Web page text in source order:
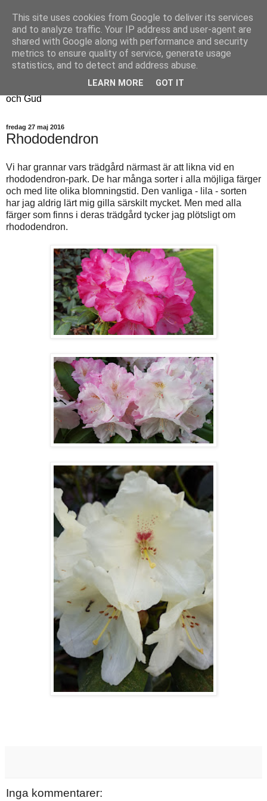
Fyren
Fyren finns för att sprida ljus i mörkret
För att påminna om guldkanterna i tillvaron
Här samsas jakt, hantverk, odling, och andra tankar om livet
och Gud
fredag 27 maj 2016
Rhododendron
Vi har grannar vars trädgård närmast är att likna vid en
rhododendron-park. De har många sorter i alla möjliga färger
och med lite olika blomningstid. Den vanliga - lila - sorten
har jag aldrig lärt mig gilla särskilt mycket. Men med alla
färger som finns i deras trädgård tycker jag plötsligt om
rhododendron.
Inga kommentarer:
This site uses cookies from Google to deliver its services
and to analyze traffic. Your IP address and user-agent are
shared with Google along with performance and security
metrics to ensure quality of service, generate usage
statistics, and to detect and address abuse.
LEARN MORE GOT IT